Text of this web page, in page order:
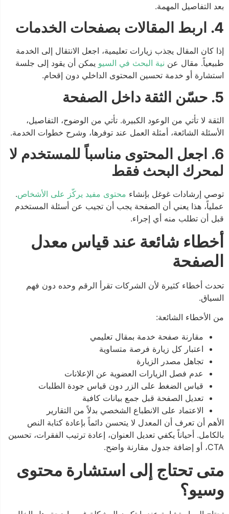
بعد التفاصيل المهمة.
4. اربط المقالات بصفحات الخدمات
إذا كان المقال يجذب زيارات تعليمية، اجعل الانتقال إلى الخدمة
طبيعياً. مقال عن نية البحث في السيويمكن أن يقود إلى جلسة
استشارة أو خدمة تحسين المحتوى الداخلي دون إقحام.
5. حسّن الثقة داخل الصفحة
الثقة لا تأتي من الوعود الكبيرة. تأتي من الوضوح، التفاصيل،
الأسئلة الشائعة، أمثلة العمل عند توفرها، وشرح خطوات الخدمة.
6. اجعل المحتوى مناسباً للمستخدم لا
لمحرك البحث فقط
توصي إرشادات غوغل بإنشاء محتوى مفيد يركّز على الأشخاص .
عملياً، هذا يعني أن الصفحة يجب أن تجيب عن أسئلة المستخدم
قبل أن تطلب منه أي إجراء.
أخطاء شائعة عند قياس معدل
الصفحة
تحدث أخطاء كثيرة لأن الشركات تقرأ الرقم وحده دون فهم
السياق.
من الأخطاء الشائعة:
مقارنة صفحة خدمة بمقال تعليمي
اعتبار كل زيارة فرصة متساوية
تجاهل مصدر الزيارة
عدم فصل الزيارات العضوية عن الإعلانات
قياس الضغط على الزر دون قياس جودة الطلبات
تعديل الصفحة قبل جمع بيانات كافية
الاعتماد على الانطباع الشخصي بدلاً من التقارير
الأهم أن تعرف أن المعدل لا يتحسن دائماً بإعادة كتابة النص
بالكامل. أحياناً يكفي تعديل العنوان، إعادة ترتيب الفقرات، تحسين
CTA، أو إضافة جدول مقارنة واضح.
متى تحتاج إلى استشارة محتوى
وسيو؟